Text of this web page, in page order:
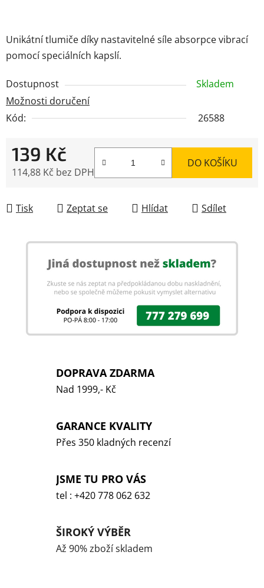
Unikátní tlumiče díky nastavitelné síle absorpce vibrací
pomocí speciálních kapslí.
Dostupnost
Skladem
Možnosti doručení
Kód:
26588
139 Kč
114,88 Kč bez DPH
DO KOŠÍKU
Tisk Zeptat se Hlídat Sdílet
DOPRAVA ZDARMA
Nad 1999,- Kč
GARANCE KVALITY
Přes 350 kladných recenzí
JSME TU PRO VÁS
tel : +420 778 062 632
ŠIROKÝ VÝBĚR
Až 90% zboží skladem